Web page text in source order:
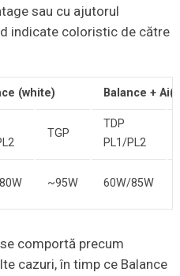
sau cu ajutorul
indicate coloristic de către
(white) Balance +
TGP
TDP
PL1/PL2
~95W 60W/85W
comportă precum
cazuri, în timp ce Balance